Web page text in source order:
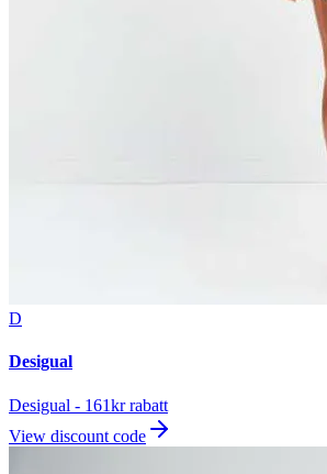
D
Desigual
Desigual - 161kr rabatt
View discount code